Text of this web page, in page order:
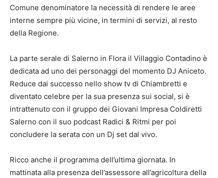
Comune denominatore la necessità di rendere le aree
interne sempre più vicine, in termini di servizi, al resto
della Regione.
La parte serale di Salerno in Flora il Villaggio Contadino è
dedicata ad uno dei personaggi del momento DJ Aniceto.
Reduce dai successo nello show tv di Chiambretti e
diventato celebre per la sua presenza sui social, si è
intrattenuto con il gruppo dei Giovani Impresa Coldiretti
Salerno con il suo podcast Radici & Ritmi per poi
concludere la serata con un Dj set dal vivo.
Ricco anche il programma dell’ultima giornata. In
mattinata alla presenza dell’assessore all’agricoltura della